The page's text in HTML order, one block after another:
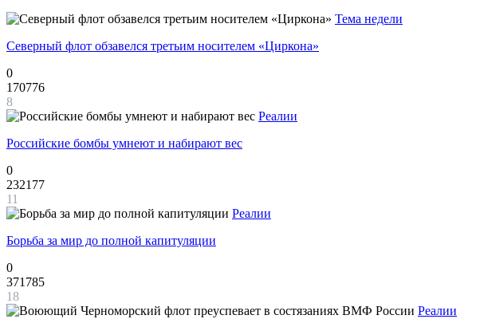
Тема недели
Северный флот обзавелся третьим носителем «Циркона»
0
170776
8
Реалии
Российские бомбы умнеют и набирают вес
0
232177
11
Реалии
Борьба за мир до полной капитуляции
0
371785
18
Реалии